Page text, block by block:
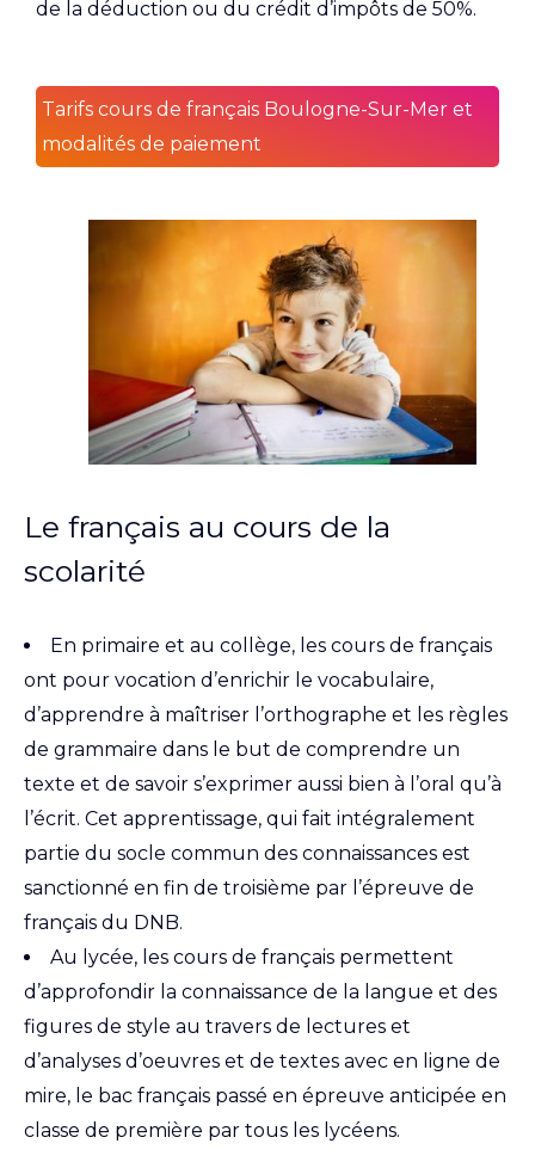
de la déduction ou du crédit d’impôts de 50%.
Tarifs cours de français Boulogne-Sur-Mer et
modalités de paiement
Le français au cours de la
scolarité
En primaire et au collège, les cours de français
ont pour vocation d’enrichir le vocabulaire,
d’apprendre à maîtriser l’orthographe et les règles
de grammaire dans le but de comprendre un
texte et de savoir s’exprimer aussi bien à l’oral qu’à
l’écrit. Cet apprentissage, qui fait intégralement
partie du socle commun des connaissances est
sanctionné en fin de troisième par l’épreuve de
français du DNB.
Au lycée, les cours de français permettent
d’approfondir la connaissance de la langue et des
figures de style au travers de lectures et
d’analyses d’oeuvres et de textes avec en ligne de
mire, le bac français passé en épreuve anticipée en
classe de première par tous les lycéens.